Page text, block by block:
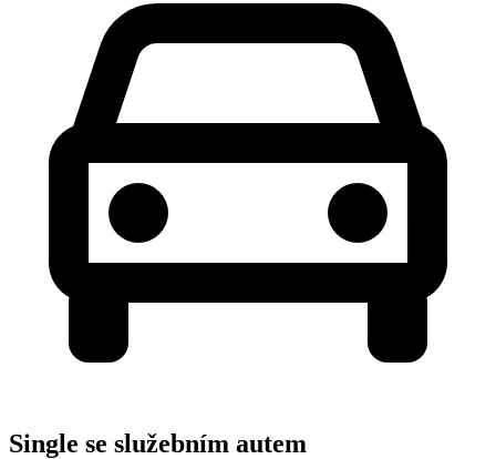
Single se služebním autem